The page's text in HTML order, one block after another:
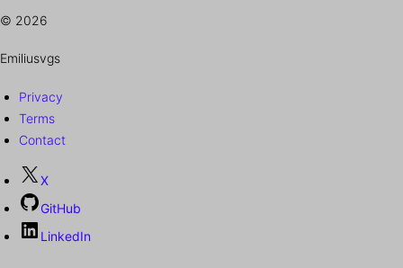
© 2026
Emiliusvgs
Privacy
Terms
Contact
X
GitHub
LinkedIn